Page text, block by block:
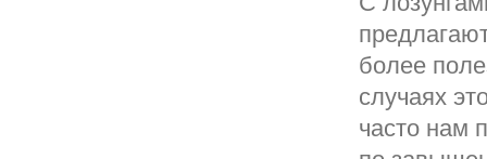
более
случаях
часто нам